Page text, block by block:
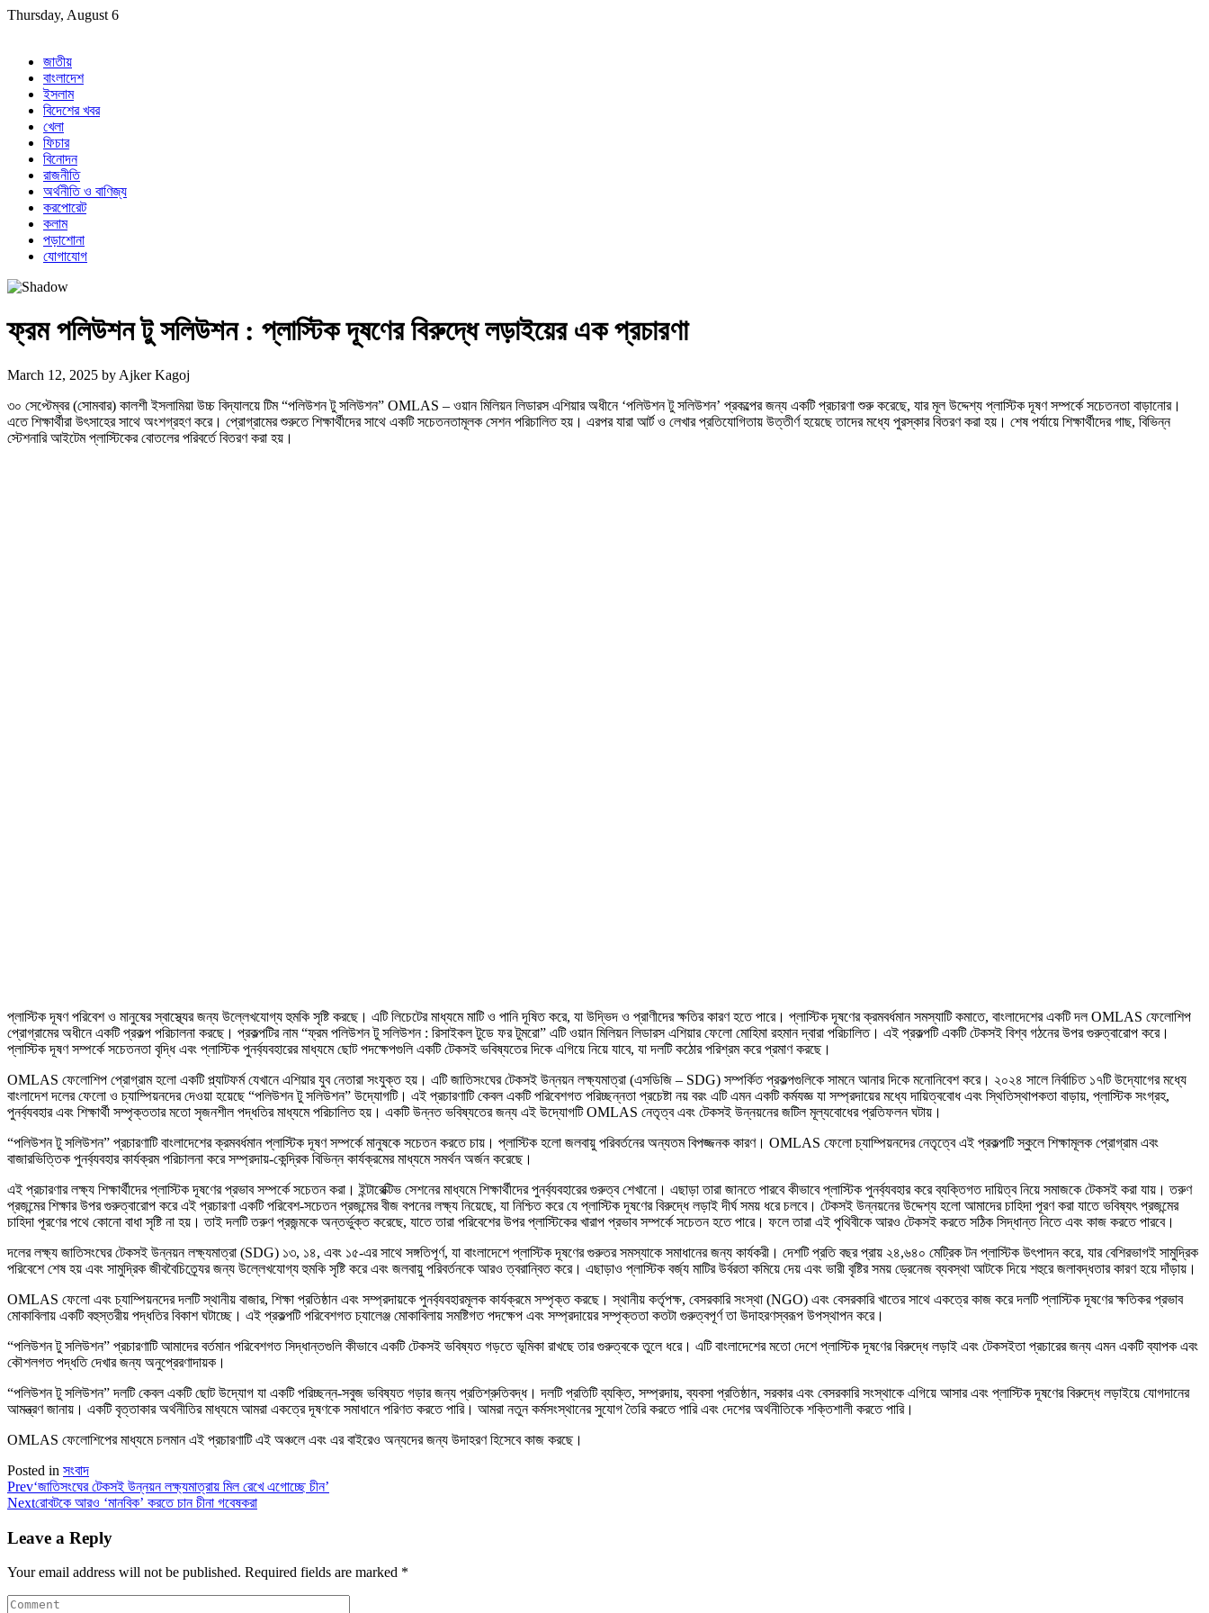
Skip
Thursday, August 6
জাতীয়
বাংলাদেশ
ইসলাম
বিদেশের খবর
খেলা
ফিচার
বিনোদন
রাজনীতি
অর্থনীতি ও বাণিজ্য
করপোরেট
কলাম
পড়াশোনা
যোগাযোগ
ফ্রম পলিউশন টু সলিউশন : প্লাস্টিক দূষণের বিরুদ্ধে লড়াইয়ের এক প্রচারণা
March 12, 2025 by Ajker Kagoj
৩০ সেপ্টেম্বর (সোমবার) কালশী ইসলামিয়া উচ্চ বিদ্যালয়ে টিম “পলিউশন টু সলিউশন” OMLAS – ওয়ান মিলিয়ন লিডারস এশিয়ার অধীনে ‘পলিউশন টু সলিউশন’ প্রকল্পের জন্য একটি প্রচারণা শুরু করেছে, যার মূল উদ্দেশ্য প্লাস্টিক দূষণ সম্পর্কে সচেতনতা বাড়ানোর।
এতে শিক্ষার্থীরা উৎসাহের সাথে অংশগ্রহণ করে। প্রোগ্রামের শুরুতে শিক্ষার্থীদের সাথে একটি সচেতনতামূলক সেশন পরিচালিত হয়। এরপর যারা আর্ট ও লেখার প্রতিযোগিতায় উত্তীর্ণ হয়েছে তাদের মধ্যে পুরস্কার বিতরণ করা হয়। শেষ পর্যায়ে শিক্ষার্থীদের গাছ, বিভিন্ন
স্টেশনারি আইটেম প্লাস্টিকের বোতলের পরিবর্তে বিতরণ করা হয়।
প্লাস্টিক দূষণ পরিবেশ ও মানুষের স্বাস্থ্যের জন্য উল্লেখযোগ্য হুমকি সৃষ্টি করছে। এটি লিচেটের মাধ্যমে মাটি ও পানি দূষিত করে, যা উদ্ভিদ ও প্রাণীদের ক্ষতির কারণ হতে পারে। প্লাস্টিক দূষণের ক্রমবর্ধমান সমস্যাটি কমাতে, বাংলাদেশের একটি দল OMLAS ফেলোশিপ
প্রোগ্রামের অধীনে একটি প্রকল্প পরিচালনা করছে। প্রকল্পটির নাম “ফ্রম পলিউশন টু সলিউশন : রিসাইকল টুডে ফর টুমরো” এটি ওয়ান মিলিয়ন লিডারস এশিয়ার ফেলো মোহিমা রহমান দ্বারা পরিচালিত। এই প্রকল্পটি একটি টেকসই বিশ্ব গঠনের উপর গুরুত্বারোপ করে।
প্লাস্টিক দূষণ সম্পর্কে সচেতনতা বৃদ্ধি এবং প্লাস্টিক পুনর্ব্যবহারের মাধ্যমে ছোট পদক্ষেপগুলি একটি টেকসই ভবিষ্যতের দিকে এগিয়ে নিয়ে যাবে, যা দলটি কঠোর পরিশ্রম করে প্রমাণ করছে।
OMLAS ফেলোশিপ প্রোগ্রাম হলো একটি প্ল্যাটফর্ম যেখানে এশিয়ার যুব নেতারা সংযুক্ত হয়। এটি জাতিসংঘের টেকসই উন্নয়ন লক্ষ্যমাত্রা (এসডিজি – SDG) সম্পর্কিত প্রকল্পগুলিকে সামনে আনার দিকে মনোনিবেশ করে। ২০২৪ সালে নির্বাচিত ১৭টি উদ্যোগের মধ্যে
বাংলাদেশ দলের ফেলো ও চ্যাম্পিয়নদের দেওয়া হয়েছে “পলিউশন টু সলিউশন” উদ্যোগটি। এই প্রচারণাটি কেবল একটি পরিবেশগত পরিচ্ছন্নতা প্রচেষ্টা নয় বরং এটি এমন একটি কর্মযজ্ঞ যা সম্প্রদায়ের মধ্যে দায়িত্ববোধ এবং স্থিতিস্থাপকতা বাড়ায়, প্লাস্টিক সংগ্রহ,
পুনর্ব্যবহার এবং শিক্ষার্থী সম্পৃক্ততার মতো সৃজনশীল পদ্ধতির মাধ্যমে পরিচালিত হয়। একটি উন্নত ভবিষ্যতের জন্য এই উদ্যোগটি OMLAS নেতৃত্ব এবং টেকসই উন্নয়নের জটিল মূল্যবোধের প্রতিফলন ঘটায়।
“পলিউশন টু সলিউশন” প্রচারণাটি বাংলাদেশের ক্রমবর্ধমান প্লাস্টিক দূষণ সম্পর্কে মানুষকে সচেতন করতে চায়। প্লাস্টিক হলো জলবায়ু পরিবর্তনের অন্যতম বিপজ্জনক কারণ। OMLAS ফেলো চ্যাম্পিয়নদের নেতৃত্বে এই প্রকল্পটি স্কুলে শিক্ষামূলক প্রোগ্রাম এবং
বাজারভিত্তিক পুনর্ব্যবহার কার্যক্রম পরিচালনা করে সম্প্রদায়-কেন্দ্রিক বিভিন্ন কার্যক্রমের মাধ্যমে সমর্থন অর্জন করেছে।
এই প্রচারণার লক্ষ্য শিক্ষার্থীদের প্লাস্টিক দূষণের প্রভাব সম্পর্কে সচেতন করা। ইন্টারেক্টিভ সেশনের মাধ্যমে শিক্ষার্থীদের পুনর্ব্যবহারের গুরুত্ব শেখানো। এছাড়া তারা জানতে পারবে কীভাবে প্লাস্টিক পুনর্ব্যবহার করে ব্যক্তিগত দায়িত্ব নিয়ে সমাজকে টেকসই করা যায়। তরুণ
প্রজন্মের শিক্ষার উপর গুরুত্বারোপ করে এই প্রচারণা একটি পরিবেশ-সচেতন প্রজন্মের বীজ বপনের লক্ষ্য নিয়েছে, যা নিশ্চিত করে যে প্লাস্টিক দূষণের বিরুদ্ধে লড়াই দীর্ঘ সময় ধরে চলবে। টেকসই উন্নয়নের উদ্দেশ্য হলো আমাদের চাহিদা পূরণ করা যাতে ভবিষ্যৎ প্রজন্মের
চাহিদা পূরণের পথে কোনো বাধা সৃষ্টি না হয়। তাই দলটি তরুণ প্রজন্মকে অন্তর্ভুক্ত করেছে, যাতে তারা পরিবেশের উপর প্লাস্টিকের খারাপ প্রভাব সম্পর্কে সচেতন হতে পারে। ফলে তারা এই পৃথিবীকে আরও টেকসই করতে সঠিক সিদ্ধান্ত নিতে এবং কাজ করতে পারবে।
দলের লক্ষ্য জাতিসংঘের টেকসই উন্নয়ন লক্ষ্যমাত্রা (SDG) ১৩, ১৪, এবং ১৫-এর সাথে সঙ্গতিপূর্ণ, যা বাংলাদেশে প্লাস্টিক দূষণের গুরুতর সমস্যাকে সমাধানের জন্য কার্যকরী। দেশটি প্রতি বছর প্রায় ২৪,৬৪০ মেট্রিক টন প্লাস্টিক উৎপাদন করে, যার বেশিরভাগই সামুদ্রিক
পরিবেশে শেষ হয় এবং সামুদ্রিক জীববৈচিত্র্যের জন্য উল্লেখযোগ্য হুমকি সৃষ্টি করে এবং জলবায়ু পরিবর্তনকে আরও ত্বরান্বিত করে। এছাড়াও প্লাস্টিক বর্জ্য মাটির উর্বরতা কমিয়ে দেয় এবং ভারী বৃষ্টির সময় ড্রেনেজ ব্যবস্থা আটকে দিয়ে শহুরে জলাবদ্ধতার কারণ হয়ে দাঁড়ায়।
OMLAS ফেলো এবং চ্যাম্পিয়নদের দলটি স্থানীয় বাজার, শিক্ষা প্রতিষ্ঠান এবং সম্প্রদায়কে পুনর্ব্যবহারমূলক কার্যক্রমে সম্পৃক্ত করছে। স্থানীয় কর্তৃপক্ষ, বেসরকারি সংস্থা (NGO) এবং বেসরকারি খাতের সাথে একত্রে কাজ করে দলটি প্লাস্টিক দূষণের ক্ষতিকর প্রভাব
মোকাবিলায় একটি বহুস্তরীয় পদ্ধতির বিকাশ ঘটাচ্ছে। এই প্রকল্পটি পরিবেশগত চ্যালেঞ্জ মোকাবিলায় সমষ্টিগত পদক্ষেপ এবং সম্প্রদায়ের সম্পৃক্ততা কতটা গুরুত্বপূর্ণ তা উদাহরণস্বরূপ উপস্থাপন করে।
“পলিউশন টু সলিউশন” প্রচারণাটি আমাদের বর্তমান পরিবেশগত সিদ্ধান্তগুলি কীভাবে একটি টেকসই ভবিষ্যত গড়তে ভূমিকা রাখছে তার গুরুত্বকে তুলে ধরে। এটি বাংলাদেশের মতো দেশে প্লাস্টিক দূষণের বিরুদ্ধে লড়াই এবং টেকসইতা প্রচারের জন্য এমন একটি ব্যাপক এবং
কৌশলগত পদ্ধতি দেখার জন্য অনুপ্রেরণাদায়ক।
“পলিউশন টু সলিউশন” দলটি কেবল একটি ছোট উদ্যোগ যা একটি পরিচ্ছন্ন-সবুজ ভবিষ্যত গড়ার জন্য প্রতিশ্রুতিবদ্ধ। দলটি প্রতিটি ব্যক্তি, সম্প্রদায়, ব্যবসা প্রতিষ্ঠান, সরকার এবং বেসরকারি সংস্থাকে এগিয়ে আসার এবং প্লাস্টিক দূষণের বিরুদ্ধে লড়াইয়ে যোগদানের
আমন্ত্রণ জানায়। একটি বৃত্তাকার অর্থনীতির মাধ্যমে আমরা একত্রে দূষণকে সমাধানে পরিণত করতে পারি। আমরা নতুন কর্মসংস্থানের সুযোগ তৈরি করতে পারি এবং দেশের অর্থনীতিকে শক্তিশালী করতে পারি।
OMLAS ফেলোশিপের মাধ্যমে চলমান এই প্রচারণাটি এই অঞ্চলে এবং এর বাইরেও অন্যদের জন্য উদাহরণ হিসেবে কাজ করছে।
Posted in সংবাদ
Prev‘জাতিসংঘের টেকসই উন্নয়ন লক্ষ্যমাত্রায় মিল রেখে এগোচ্ছে চীন’
Nextরোবটকে আরও ‘মানবিক’ করতে চান চীনা গবেষকরা
Leave a Reply
Your email address will not be published. Required fields are marked *